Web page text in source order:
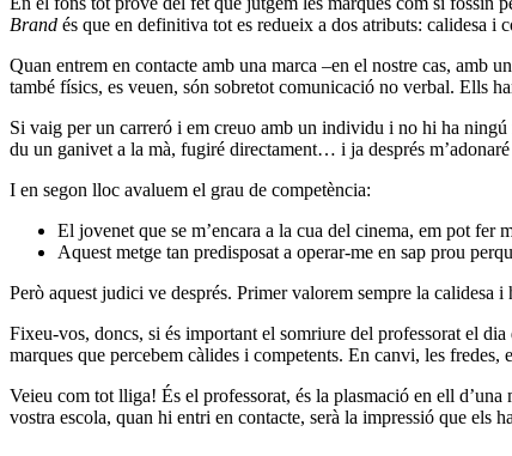
Brand és que en definitiva tot es redueix a dos atributs: calidesa i
Quan entrem en contacte amb una marca –en el nostre cas, amb
també físics, es veuen, són sobretot comunicació no verbal. Ells
Si vaig per un carreró i em creuo amb un individu i no hi ha ningú
du un ganivet a la mà, fugiré directament… i ja després
I en segon lloc avaluem el grau de competència:
El jovenet que se m’encara a la cua del cinema, em pot
Aquest metge tan predisposat a operar-me en sap prou
Però aquest judici ve després. Primer valorem sempre la calidesa
Fixeu-vos, doncs, si és important el somriure del professorat el
marques que percebem càlides i competents. En canvi, les
Veieu com tot lliga! És el professorat, és la plasmació en ell
vostra escola, quan hi entri en contacte, serà la impressió que els